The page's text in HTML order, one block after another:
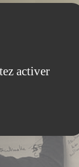
activer